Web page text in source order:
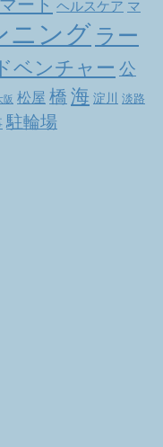
ート ヘルスケア マ
ニング ラー
ベンチャー 公
阪 松屋 橋 海 淀川
淡路
駐輪場